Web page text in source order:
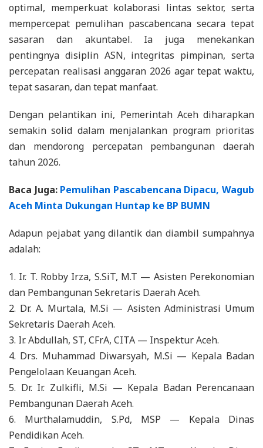
optimal, memperkuat kolaborasi lintas sektor, serta
mempercepat pemulihan pascabencana secara tepat
sasaran dan akuntabel. Ia juga menekankan
pentingnya disiplin ASN, integritas pimpinan, serta
percepatan realisasi anggaran 2026 agar tepat waktu,
tepat sasaran, dan tepat manfaat.
Dengan pelantikan ini, Pemerintah Aceh diharapkan
semakin solid dalam menjalankan program prioritas
dan mendorong percepatan pembangunan daerah
tahun 2026.
Baca Juga: Pemulihan Pascabencana Dipacu, Wagub
Aceh Minta Dukungan Huntap ke BP BUMN
Adapun pejabat yang dilantik dan diambil sumpahnya
adalah:
1. Ir. T. Robby Irza, S.SiT, M.T — Asisten Perekonomian
dan Pembangunan Sekretaris Daerah Aceh.
2. Dr. A. Murtala, M.Si — Asisten Administrasi Umum
Sekretaris Daerah Aceh.
3. Ir. Abdullah, ST, CFrA, CITA — Inspektur Aceh.
4. Drs. Muhammad Diwarsyah, M.Si — Kepala Badan
Pengelolaan Keuangan Aceh.
5. Dr. Ir. Zulkifli, M.Si — Kepala Badan Perencanaan
Pembangunan Daerah Aceh.
6. Murthalamuddin, S.Pd, MSP — Kepala Dinas
Pendidikan Aceh.